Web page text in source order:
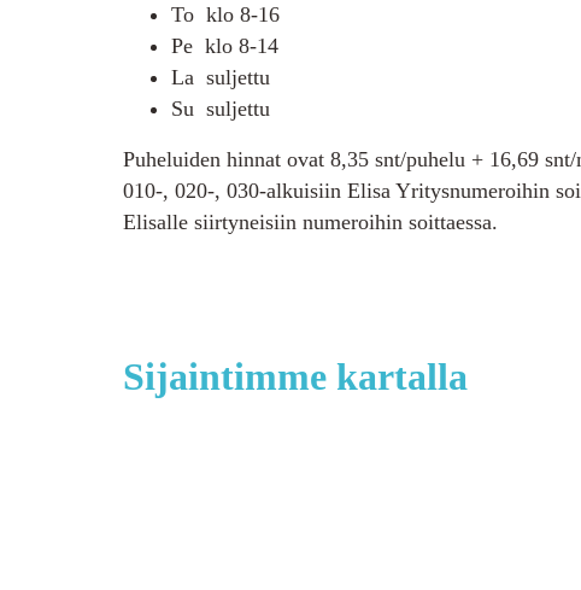
To klo 8-16
Pe klo 8-14
La suljettu
Su suljettu
Puheluiden hinnat ovat 8,35 snt/puhelu + 16,69
010-, 020-, 030-alkuisiin Elisa Yritysnumeroihin
Elisalle siirtyneisiin numeroihin soittaessa.
Sijaintimme kartalla